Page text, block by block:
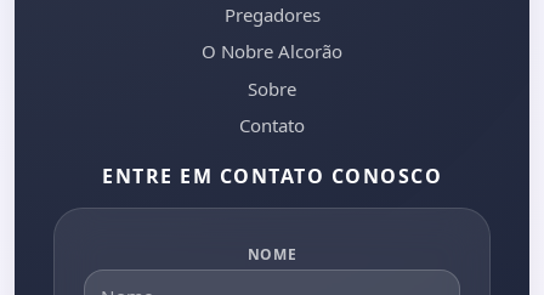
Pregadores
O Nobre Alcorão
Sobre
Contato
ENTRE EM CONTATO CONOSCO
NOME